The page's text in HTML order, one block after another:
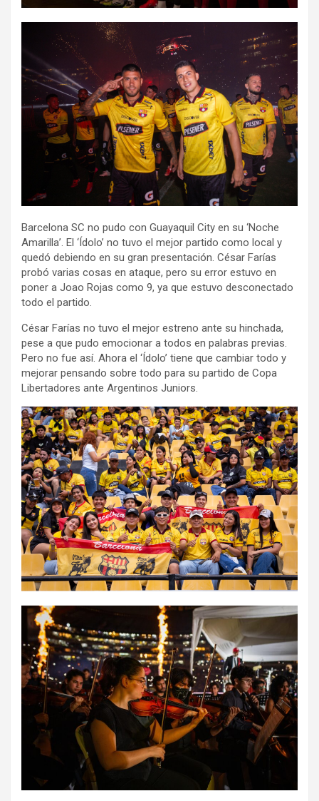
Barcelona SC no pudo con Guayaquil City en su ‘Noche
Amarilla’. El ‘Ídolo’ no tuvo el mejor partido como local y
quedó debiendo en su gran presentación. César Farías
probó varias cosas en ataque, pero su error estuvo en
poner a Joao Rojas como 9, ya que estuvo desconectado
todo el partido.
César Farías no tuvo el mejor estreno ante su hinchada,
pese a que pudo emocionar a todos en palabras previas.
Pero no fue así. Ahora el ‘Ídolo’ tiene que cambiar todo y
mejorar pensando sobre todo para su partido de Copa
Libertadores ante Argentinos Juniors.